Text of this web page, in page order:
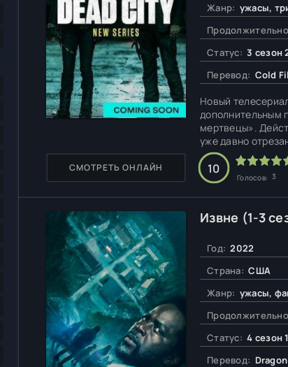
Жанр: ужасы,
Статус: 3 сезон
Перевод: Cold
Новый
дополнительным
мертвецы».
уже давно
так и живые, и на
ведут борьбу с
СМОТРЕТЬ ОНЛАЙН 10
Голосов: 3
Извне (1-3
Год: 2022
Страна: США
Жанр: ужасы,
Статус: 4 сезон
Перевод: